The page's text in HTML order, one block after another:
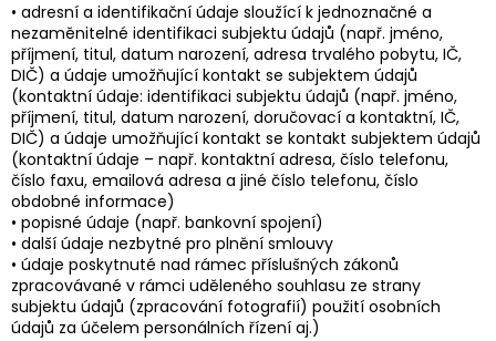
• adresní a identifikační údaje sloužící k jednoznačné a
nezaměnitelné identifikaci subjektu údajů (např. jméno,
příjmení, titul, datum narození, adresa trvalého pobytu, IČ,
DIČ) a údaje umožňující kontakt se subjektem údajů
(kontaktní údaje: identifikaci subjektu údajů (např. jméno,
příjmení, titul, datum narození, doručovací a kontaktní, IČ,
DIČ) a údaje umožňující kontakt se kontakt subjektem údajů
(kontaktní údaje – např. kontaktní adresa, číslo telefonu,
číslo faxu, emailová adresa a jiné číslo telefonu, číslo
obdobné informace)
• popisné údaje (např. bankovní spojení)
• další údaje nezbytné pro plnění smlouvy
• údaje poskytnuté nad rámec příslušných zákonů
zpracovávané v rámci uděleného souhlasu ze strany
subjektu údajů (zpracování fotografií) použití osobních
údajů za účelem personálních řízení aj.)